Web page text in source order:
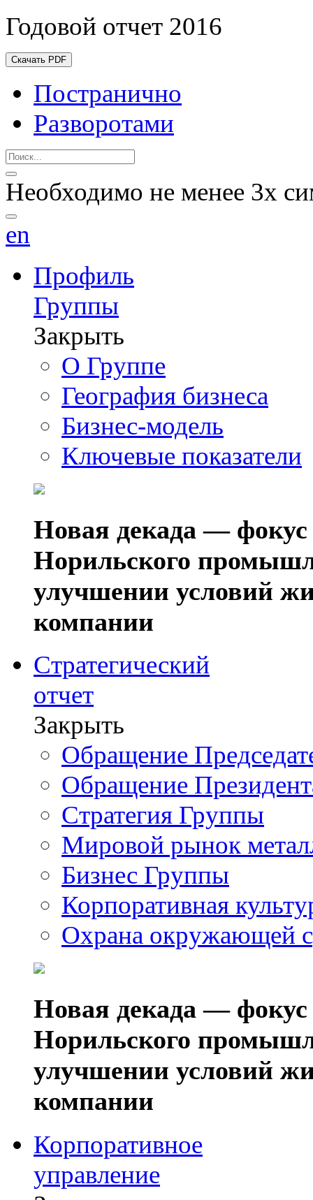
Годовой отчет 2016
Скачать PDF
Постранично
Разворотами
Необходимо не менее 3х
en
Профиль
Группы
Закрыть
О Группе
География бизнеса
Бизнес-модель
Ключевые показатели
Новая декада — фокус
Норильского
улучшении условий
компании
Стратегический
отчет
Закрыть
Обращение
Обращение
Стратегия Группы
Мировой рынок
Бизнес Группы
Корпоративная
Охрана окружающей
Новая декада — фокус
Норильского
улучшении условий
компании
Корпоративное
управление